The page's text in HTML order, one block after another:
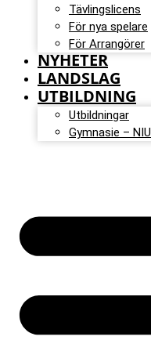
Tävlingslicens
För nya spelare
För Arrangörer
NYHETER
LANDSLAG
UTBILDNING
Utbildningar
Gymnasie – NIU